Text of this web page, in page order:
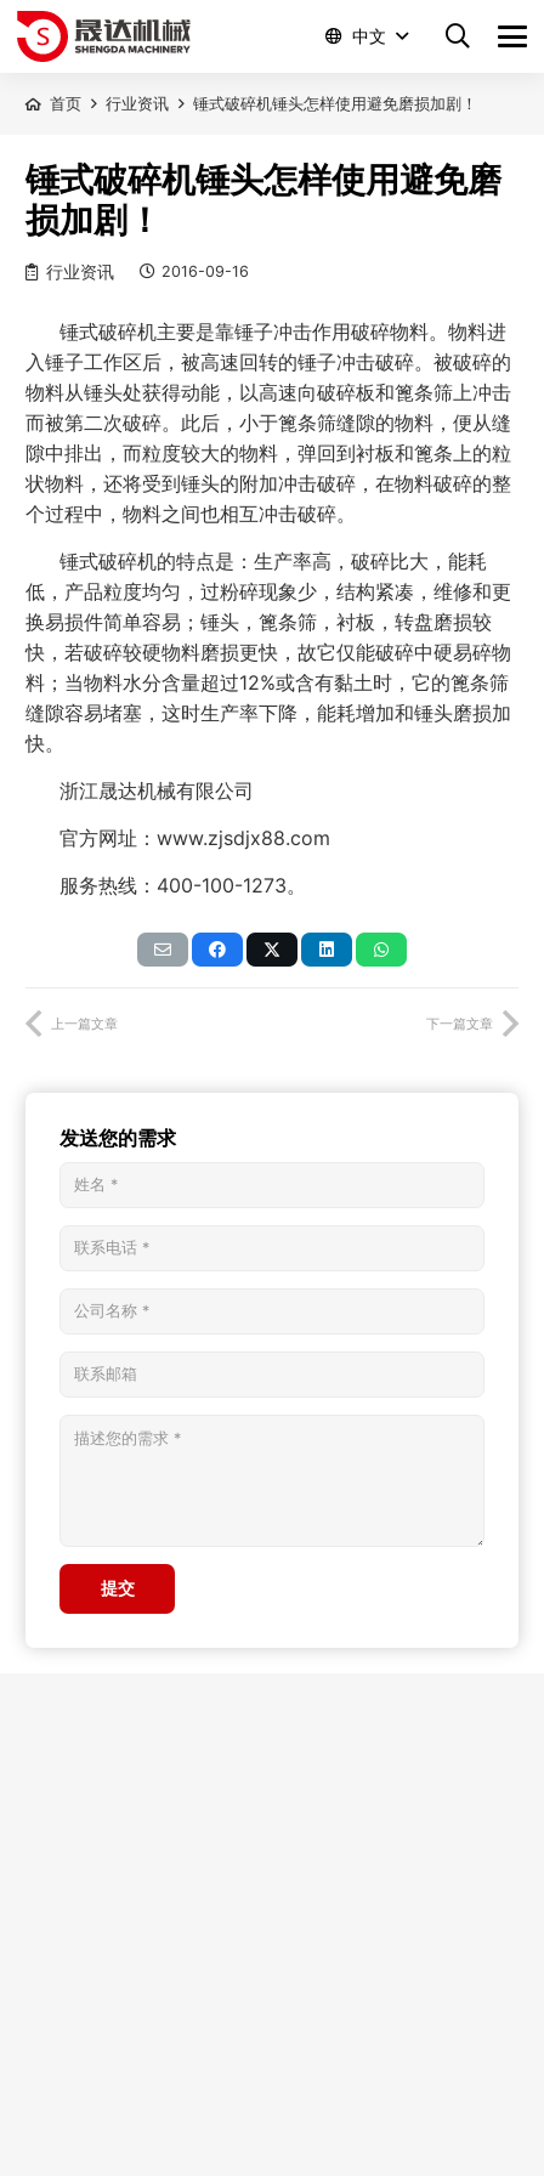
中文
首页 行业资讯 锤式破碎机锤头怎样使用避免磨损加剧！
锤式破碎机锤头怎样使用避免磨
损加剧！
行业资讯 2016-09-16
锤式破碎机主要是靠锤子冲击作用破碎物料。物料进
入锤子工作区后，被高速回转的锤子冲击破碎。被破碎的
物料从锤头处获得动能，以高速向破碎板和篦条筛上冲击
而被第二次破碎。此后，小于篦条筛缝隙的物料，便从缝
隙中排出，而粒度较大的物料，弹回到衬板和篦条上的粒
状物料，还将受到锤头的附加冲击破碎，在物料破碎的整
个过程中，物料之间也相互冲击破碎。
锤式破碎机的特点是：生产率高，破碎比大，能耗
低，产品粒度均匀，过粉碎现象少，结构紧凑，维修和更
换易损件简单容易；锤头，篦条筛，衬板，转盘磨损较
快，若破碎较硬物料磨损更快，故它仅能破碎中硬易碎物
料；当物料水分含量超过12%或含有黏土时，它的篦条筛
缝隙容易堵塞，这时生产率下降，能耗增加和锤头磨损加
快。
浙江晟达机械有限公司
官方网址：www.zjsdjx88.com
服务热线：400-100-1273。
上一篇文章 下一篇文章
发送您的需求
提交